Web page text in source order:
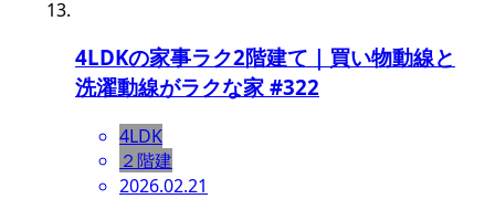
4LDKの家事ラク2階建て｜買い物動線と
洗濯動線がラクな家 #322
4LDK
２階建
2026.02.21